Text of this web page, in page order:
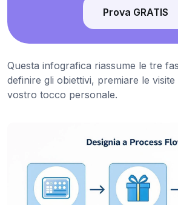
Prova GRATIS
Questa infografica riassume le tre
definire gli obiettivi, premiare le visite
vostro tocco personale.